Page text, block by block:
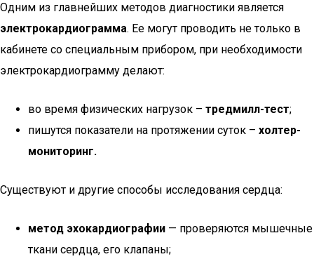
Одним из главнейших методов диагностики является
электрокардиограмма. Ее могут проводить не только в
кабинете со специальным прибором, при необходимости
электрокардиограмму делают:
во время физических нагрузок – тредмилл-тест;
пишутся показатели на протяжении суток – холтер-
мониторинг.
Существуют и другие способы исследования сердца:
метод эхокардиографии — проверяются мышечные
ткани сердца, его клапаны;